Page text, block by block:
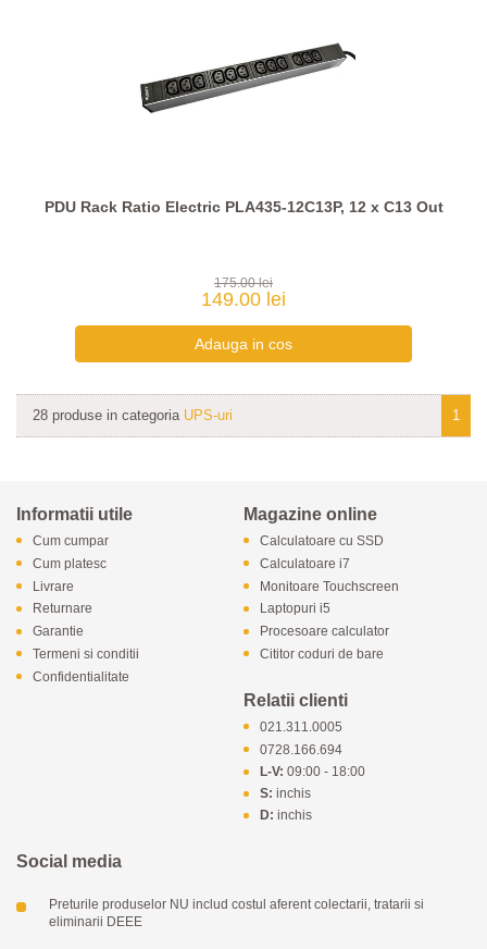
PDU Rack Ratio Electric PLA435-12C13P, 12 x C13 Out
175.00 lei
149.00 lei
28 produse in categoria UPS-uri 1
Informatii utile
Cum cumpar
Cum platesc
Livrare
Returnare
Garantie
Termeni si conditii
Confidentialitate
Magazine online
Calculatoare cu SSD
Calculatoare i7
Monitoare Touchscreen
Laptopuri i5
Procesoare calculator
Cititor coduri de bare
Relatii clienti
021.311.0005
0728.166.694
L-V: 09:00 - 18:00
S: inchis
D: inchis
Social media
Preturile produselor NU includ costul aferent colectarii, tratarii si
eliminarii DEEE